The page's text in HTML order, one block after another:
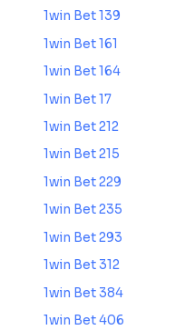
1win Bet 139
1win Bet 161
1win Bet 164
1win Bet 17
1win Bet 212
1win Bet 215
1win Bet 229
1win Bet 235
1win Bet 293
1win Bet 312
1win Bet 384
1win Bet 406